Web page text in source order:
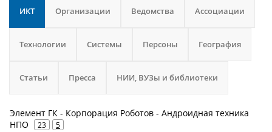
ИКТ Организации Ведомства Ассоциации
Технологии Системы Персоны География
Статьи Пресса НИИ, ВУЗы и библиотеки
Элемент ГК - Корпорация Роботов - Андроидная техника
НПО
23 5